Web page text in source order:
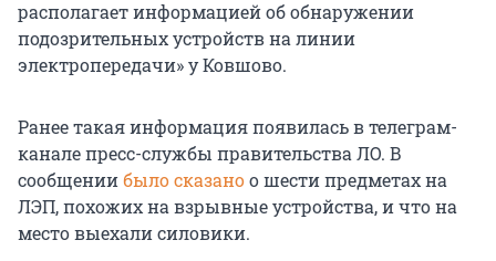
располагает информацией об обнаружении
подозрительных устройств на линии
электропередачи» у Ковшово.
Ранее такая информация появилась в телеграм-
канале пресс-службы правительства ЛО. В
сообщениибыло сказаноо шести предметах на
ЛЭП, похожих на взрывные устройства, и что на
место выехали силовики.